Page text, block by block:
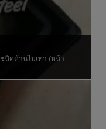
ชนิดด้านไม่เท่า (หน้า